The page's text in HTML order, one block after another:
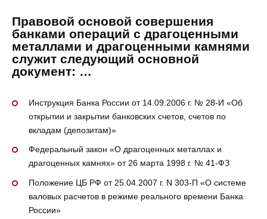
Правовой основой совершения
банками операций с драгоценными
металлами и драгоценными камнями
служит следующий основной
документ: …
Инструкция Банка России от 14.09.2006 г. № 28-И «Об
открытии и закрытии банковских счетов, счетов по
вкладам (депозитам)»
Федеральный закон «О драгоценных металлах и
драгоценных камнях» от 26 марта 1998 г. № 41-ФЗ
Положение ЦБ РФ от 25.04.2007 г. N 303-П «О системе
валовых расчетов в режиме реального времени Банка
России»